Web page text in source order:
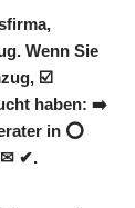
Wenn Sie
☑️
haben: ➡️
in ⭕
✉ ✔.